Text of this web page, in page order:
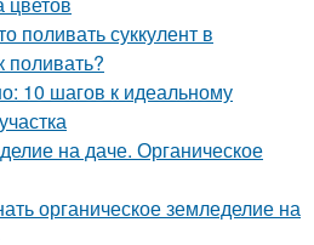
поливать суккулент в
поливать?
10 шагов к идеальному
на даче. Органическое
органическое земледелие на